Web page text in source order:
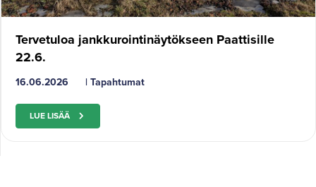
Tervetuloa jankkurointinäytökseen Paattisille
22.6.
16.06.2026 | Tapahtumat
LUE LISÄÄ